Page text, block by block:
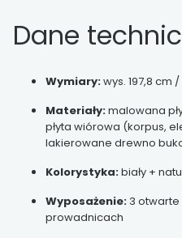
Dane
Wymiary:wys. 197,8 cm
Materiały:malowana
płyta wiórowa (korpus,
lakierowane drewno
Kolorystyka:biały +
Wyposażenie: 3 otwarte
prowadnicach